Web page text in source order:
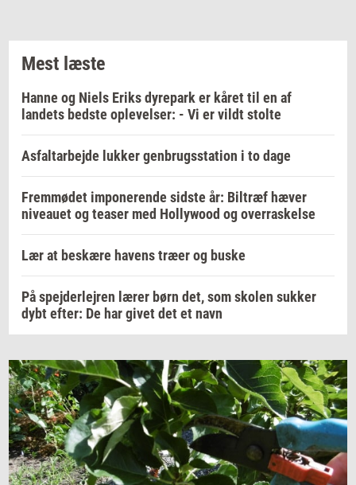
Mest læste
Hanne og Niels Eriks dyrepark er kåret til en af
landets bedste oplevelser: - Vi er vildt stolte
Asfaltarbejde lukker genbrugsstation i to dage
Fremmødet imponerende sidste år: Biltræf hæver
niveauet og teaser med Hollywood og overraskelse
Lær at beskære havens træer og buske
På spejderlejren lærer børn det, som skolen sukker
dybt efter: De har givet det et navn